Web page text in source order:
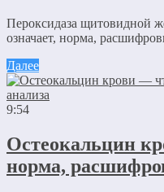
Пероксидаза щитовидной
означает, норма,
Далее
9:54
Остеокальцин
норма,